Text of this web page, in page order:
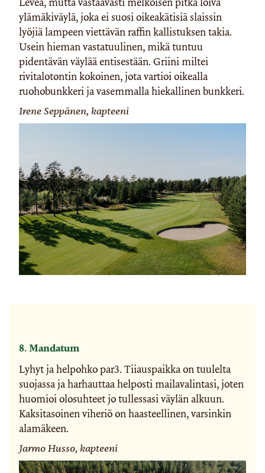
ylämäkiväylä, joka ei suosi oikeakätisiä slaissin
lyöjiä lampeen viettävän raffin kallistuksen takia.
Usein hieman vastatuulinen, mikä tuntuu
pidentävän väylää entisestään. Griini miltei
rivitalotontin kokoinen, jota vartioi oikealla
ruohobunkkeri ja vasemmalla hiekallinen bunkkeri.
Irene Seppänen, kapteeni
8. Mandatum
Lyhyt ja helpohko par3. Tiiauspaikka on tuulelta
suojassa ja harhauttaa helposti mailavalintasi, joten
huomioi olosuhteet jo tullessasi väylän alkuun.
Kaksitasoinen viheriö on haasteellinen, varsinkin
alamäkeen.
Jarmo Husso, kapteeni